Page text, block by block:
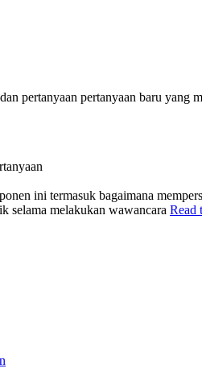
pertanyaan pertanyaan baru yang
ini termasuk bagaimana
selama melakukan wawancara Read